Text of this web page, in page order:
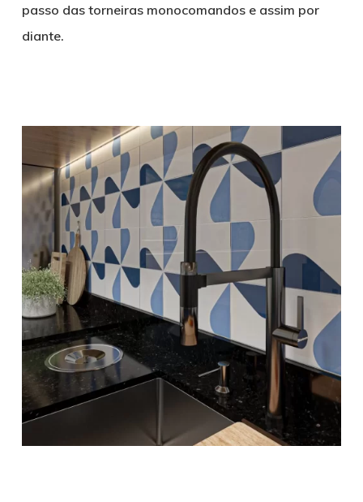
passo das torneiras monocomandos e assim por
diante.